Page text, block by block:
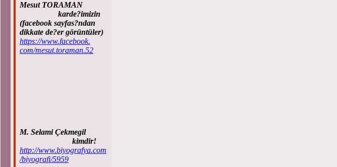
Mesut TORAMAN
karde?imizin
(facebook sayfas?ndan
dikkate de?er görüntüler)
https://www.facebook.
com/mesut.toraman.52
M. Selami Çekmegil
kimdir!
http://www.biyografya.com
/biyografi/5959